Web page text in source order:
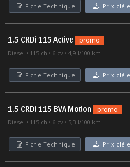
Fiche Technique Prix clé
1.5 CRDi 115 Active promo
Diesel 115 ch 6 cv 4,9 l/100 km
Fiche Technique Prix clé
1.5 CRDi 115 BVA Motion promo
Diesel 115 ch 6 cv 5,3 l/100 km
Fiche Technique Prix clé